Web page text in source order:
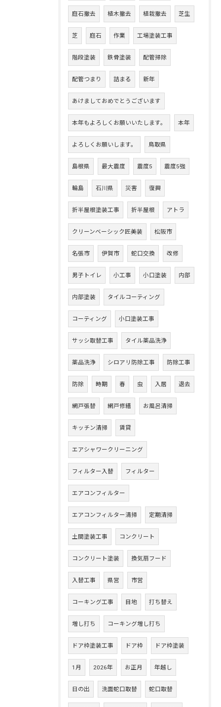
庭石撤去 植木撤去 植栽撤去 芝生
芝 庭石 作業 工場塗装工事
階段塗装 鉄骨塗装 配管掃除
配管つまり 詰まる 新年
あけましておめでとうございます
本年もよろしくお願いいたします。 本年
よろしくお願いします。 鳥取県
島根県 最大震度 震度5 震度5強
輪島 石川県 災害 復興
折半屋根塗装工事 折半屋根 アトラ
クリーンベーシック匠美装 松阪市
名張市 伊賀市 蛇口交換 改修
男子トイレ 小工事 小口塗装 内部
内部塗装 タイルコーティング
コーティング 小口塗装工事
サッシ取替工事 タイル薬品洗浄
薬品洗浄 シロアリ防除工事 防除工事
防除 時期 春 虫 入居 退去
網戸張替 網戸修繕 お風呂清掃
キッチン清掃 賃貸
エアシャワークリーニング
フィルター入替 フィルター
エアコンフィルター
エアコンフィルター清掃 定期清掃
土間塗装工事 コンクリート
コンクリート塗装 換気扇フード
入替工事 県営 市営
コーキング工事 目地 打ち替え
増し打ち コーキング増し打ち
ドア枠塗装工事 ドア枠 ドア枠塗装
1月 2026年 お正月 年越し
日の出 洗面蛇口取替 蛇口取替